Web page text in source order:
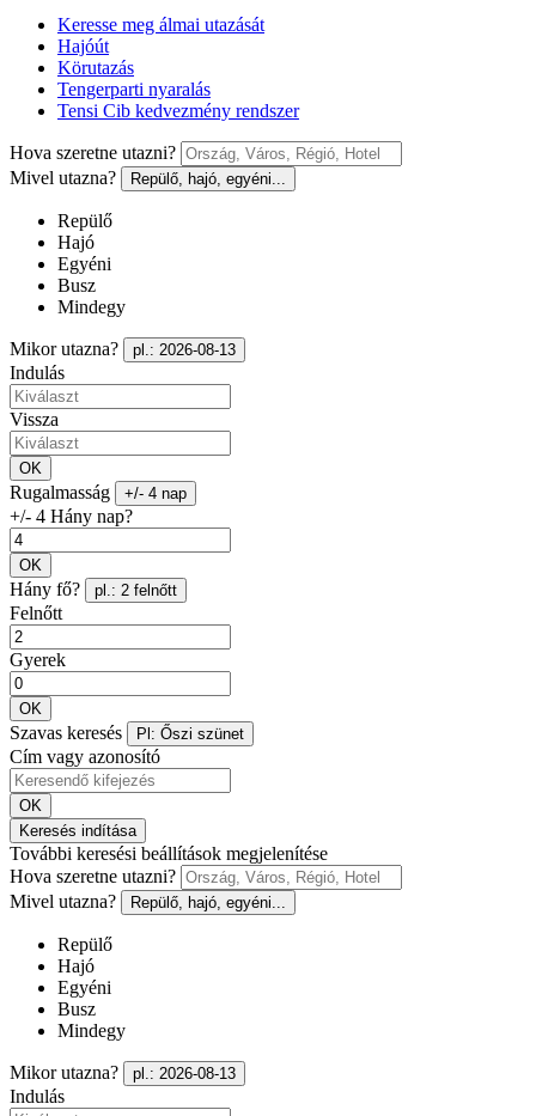
Keresse meg álmai utazását
Hajóút
Körutazás
Tengerparti nyaralás
Tensi Cib kedvezmény rendszer
Hova szeretne utazni?
Mivel utazna?
Repülő, hajó, egyéni...
Repülő
Hajó
Egyéni
Busz
Mindegy
Mikor utazna? pl.: 2026-08-13
Indulás
Vissza
OK
Rugalmasság +/- 4 nap
+/- 4 Hány nap?
OK
Hány fő? pl.: 2 felnőtt
Felnőtt
Gyerek
OK
Szavas keresés Pl: Őszi szünet
Cím vagy azonosító
OK
Keresés indítása
További keresési beállítások megjelenítése
Hova szeretne utazni?
Mivel utazna?
Repülő, hajó, egyéni...
Repülő
Hajó
Egyéni
Busz
Mindegy
Mikor utazna? pl.: 2026-08-13
Indulás